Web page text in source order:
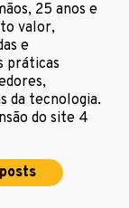
25 anos e
valor,
e
práticas
da tecnologia.
do site 4